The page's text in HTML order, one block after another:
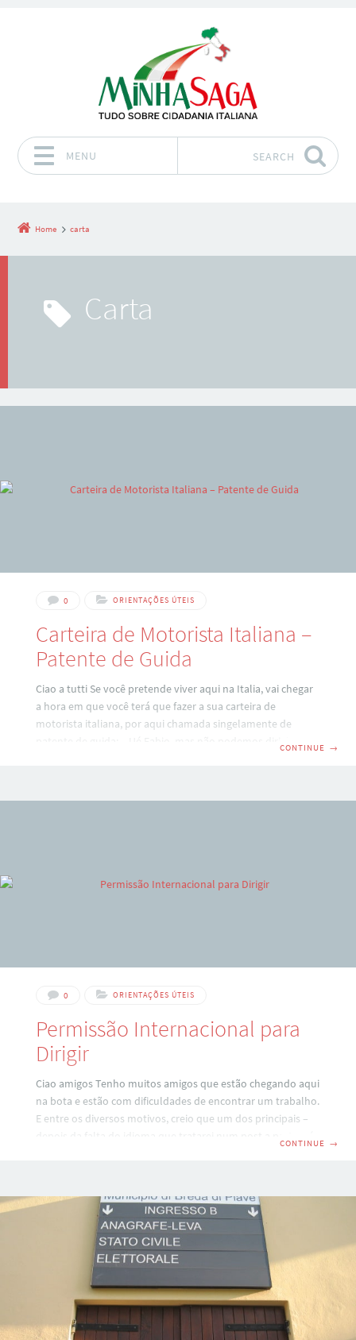
MENU SEARCH
Home carta
carta
0 ORIENTAÇÕES ÚTEIS
Carteira de Motorista Italiana –
Patente de Guida
Ciao a tutti Se você pretende viver aqui na Italia, vai chegar
a hora em que você terá que fazer a sua carteira de
motorista italiana, por aqui chamada singelamente de
CONTINUE →
0 ORIENTAÇÕES ÚTEIS
Permissão Internacional para
Dirigir
Ciao amigos Tenho muitos amigos que estão chegando aqui
na bota e estão com dificuldades de encontrar um trabalho.
E entre os diversos motivos, creio que um dos principais –
Vejam o que diz a lei italiana sobre carteiras de outros
CONTINUE →